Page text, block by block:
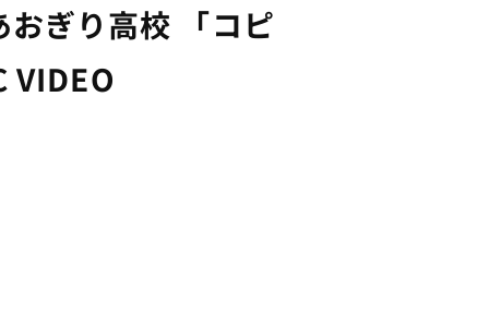
おぎり高校 「コピ
VIDEO